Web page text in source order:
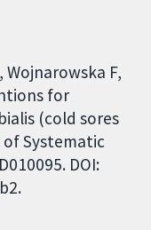
Wojnarowska F,
for
(cold sores
of Systematic
DOI: